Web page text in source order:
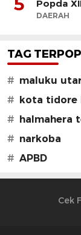
Popda
DAERAH
TAG
# maluku
# kota tidore
# halmahera
# narkoba
# APBD
Cek